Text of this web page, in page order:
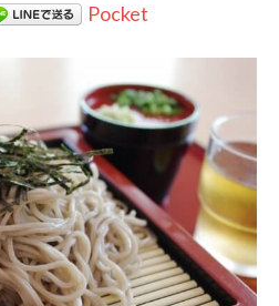
Pocket